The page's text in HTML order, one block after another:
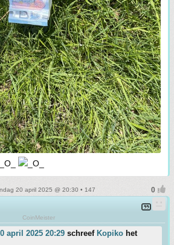
20 april 2025 @ 20:30 • 147
CoinMeister
april 2025 20:29 schreef Kopiko het